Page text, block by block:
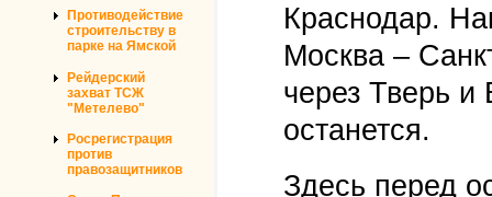
Противодействие
строительству в
парке на Ямской
Рейдерский
захват ТСЖ
"Метелево"
Росрегистрация
против
правозащитников
Краснодар.
Москва –
через Тверь
останется.
Здесь перед